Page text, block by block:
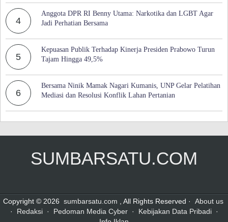
4
Anggota DPR RI Benny Utama: Narkotika dan LGBT Agar
Jadi Perhatian Bersama
5
Kepuasan Publik Terhadap Kinerja Presiden Prabowo Turun
Tajam Hingga 49,5%
6
Bersama Ninik Mamak Nagari Kumanis, UNP Gelar Pelatihan
Mediasi dan Resolusi Konflik Lahan Pertanian
SUMBARSATU.COM
Copyright © 2026 sumbarsatu.com , All Rights Reserved ·
About us
·
Redaksi · Pedoman Media Cyber · Kebijakan Data Pribadi ·